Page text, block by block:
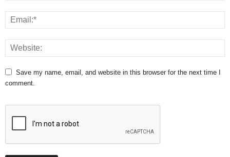
Save my name, email, and website in this browser for the next time I
comment.